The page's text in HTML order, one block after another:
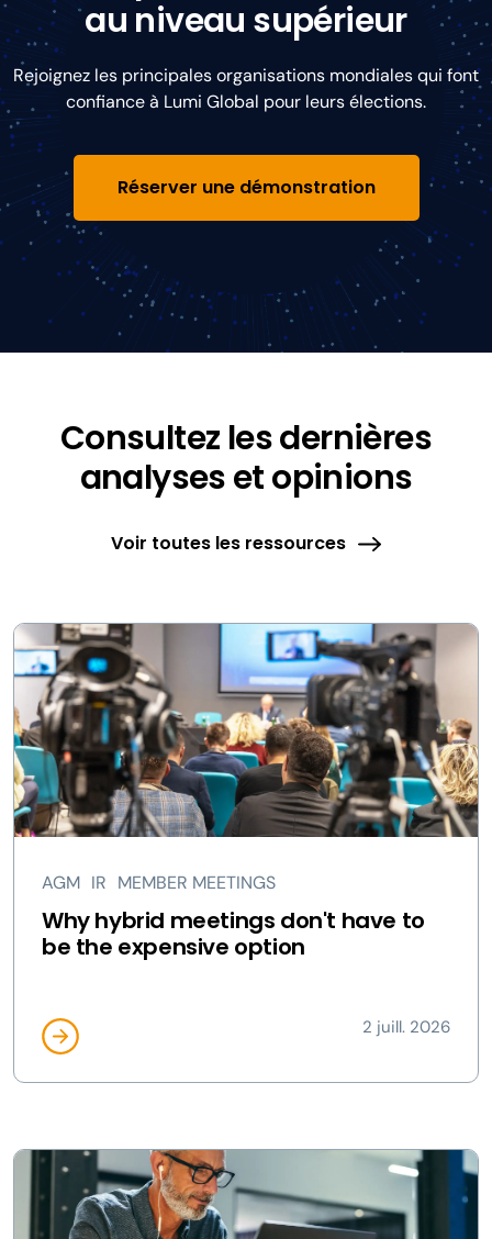
au niveau supérieur
Rejoignez les principales organisations mondiales qui font
confiance à Lumi Global pour leurs élections.
Réserver une démonstration
Consultez les dernières
analyses et opinions
Voir toutes les ressources
AGM IR MEMBER MEETINGS
Why hybrid meetings don't have to
be the expensive option
2 juill. 2026